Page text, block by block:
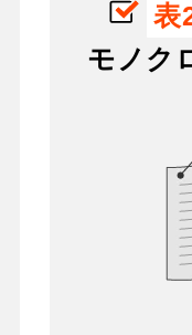
表
モノク